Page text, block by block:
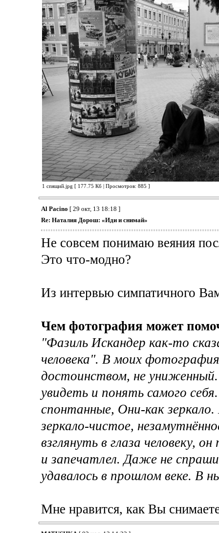
1 спящий.jpg [ 177.75 Кб | Просмотров: 885 ]
Al Pacino [ 29 окт, 13 18:18 ]
Re: Наталия Дорош: «Иди и снимай»
Не совсем понимаю веяния
Это что-модно?
Из интервью симпатичного
Чем фотография может
"Фазиль Искандер как-то
человека". В моих
достоинством, не
увидеть и понять самого
спонтанные, Они-как
зеркало-чистое,
взглянуть в глаза человеку,
и запечатлел. Даже не
удавалось в прошлом веке. В
Мне нравится, как Вы